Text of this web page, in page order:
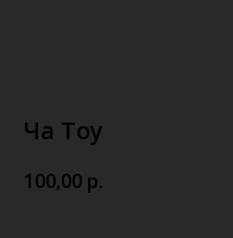
Ча Тоу
100,00 р.